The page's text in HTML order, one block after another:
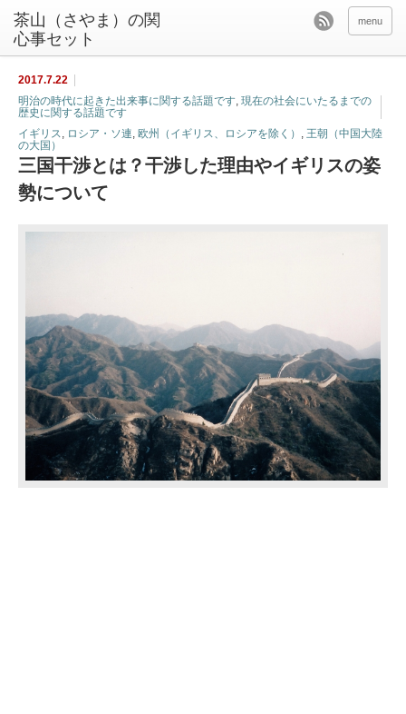
茶山（さやま）の関
心事セット
menu
2017.7.22
明治の時代に起きた出来事に関する話題です, 現在の社会にいたるまでの
歴史に関する話題です
イギリス, ロシア・ソ連, 欧州（イギリス、ロシアを除く） , 王朝（中国大陸
の大国）
三国干渉とは？干渉した理由やイギリスの姿
勢について